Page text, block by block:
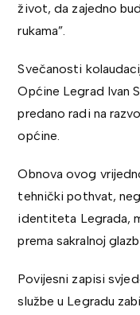
život, da zajedno
rukama”.
Svečanosti
Općine Legrad Ivan
predano radi na
općine.
Obnova ovog
tehnički pothvat,
identiteta Legrada,
prema sakralnoj
Povijesni zapisi
službe u Legradu